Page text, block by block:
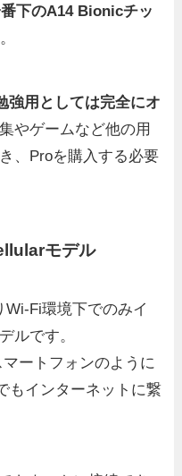
下のA14 Bionicチッ
強用としては完全にオ
やゲームなど他の用
、Proを購入する必要
モデル
Fi環境下でのみイ
ルです。
ートフォンのように
もインターネットに繋